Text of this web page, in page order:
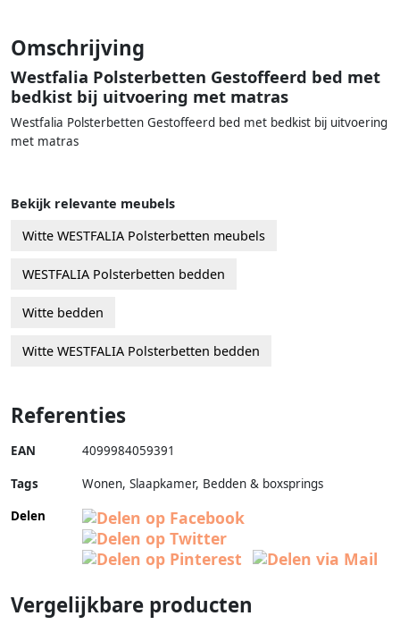
Omschrijving
Westfalia Polsterbetten Gestoffeerd bed met
bedkist bij uitvoering met matras
Westfalia Polsterbetten Gestoffeerd bed met bedkist bij uitvoering
met matras
Bekijk relevante meubels
Witte WESTFALIA Polsterbetten meubels
WESTFALIA Polsterbetten bedden
Witte bedden
Witte WESTFALIA Polsterbetten bedden
Referenties
EAN 4099984059391
Tags
Wonen, Slaapkamer, Bedden & boxsprings
Delen
Vergelijkbare producten